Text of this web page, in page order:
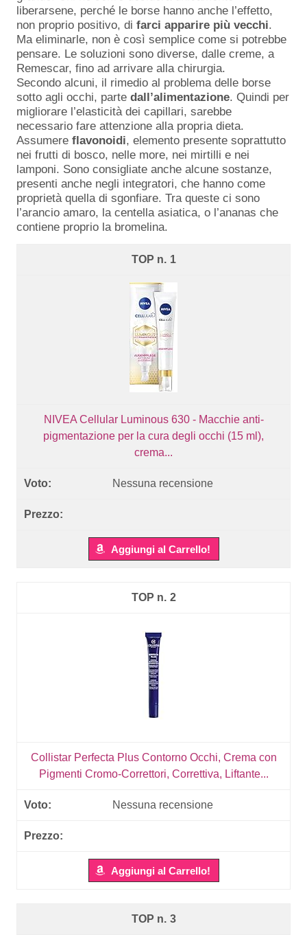
liberarsene, perché le borse hanno anche l’effetto,
non proprio positivo, di farci apparire più vecchi.
Ma eliminarle, non è così semplice come si potrebbe
pensare. Le soluzioni sono diverse, dalle creme, a
Remescar, fino ad arrivare alla chirurgia.
Secondo alcuni, il rimedio al problema delle borse
sotto agli occhi, parte dall’alimentazione. Quindi per
migliorare l’elasticità dei capillari, sarebbe
necessario fare attenzione alla propria dieta.
Assumere flavonoidi, elemento presente soprattutto
nei frutti di bosco, nelle more, nei mirtilli e nei
lamponi. Sono consigliate anche alcune sostanze,
presenti anche negli integratori, che hanno come
proprietà quella di sgonfiare. Tra queste ci sono
l’arancio amaro, la centella asiatica, o l’ananas che
contiene proprio la bromelina.
1
NIVEA Cellular Luminous 630 - Macchie anti-
pigmentazione per la cura degli occhi (15 ml),
crema...
Nessuna recensione
Aggiungi al Carrello!
2
Collistar Perfecta Plus Contorno Occhi, Crema con
Pigmenti Cromo-Correttori, Correttiva, Liftante...
Nessuna recensione
Aggiungi al Carrello!
3